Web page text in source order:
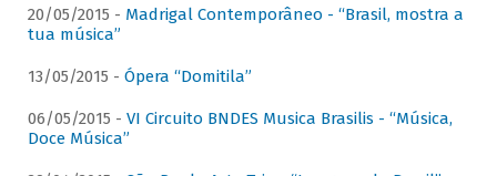
20/05/2015 - Madrigal Contemporâneo - “Brasil, mostra a
tua música”
13/05/2015 - Ópera “Domitila”
06/05/2015 - VI Circuito BNDES Musica Brasilis - “Música,
Doce Música”